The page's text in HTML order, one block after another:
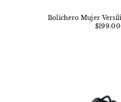
Bolichero Mujer